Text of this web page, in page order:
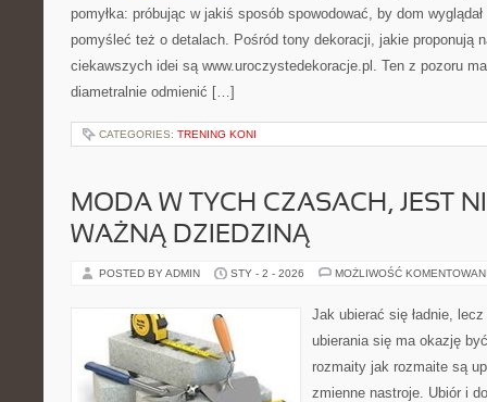
pomyłka: próbując w jakiś sposób spowodować, by dom
pomyśleć też o detalach. Pośród tony dekoracji, jakie proponują
ciekawszych idei są www.uroczystedekoracje.pl. Ten z pozoru
diametralnie odmienić […]
CATEGORIES: TRENING KONI
MODA W TYCH CZASACH, JEST
WAŻNĄ DZIEDZINĄ
POSTED BY ADMIN STY - 2 - 2026 MOŻLIWOŚĆ
Jak ubierać się ładnie,
ubierania się ma okazję
rozmaity jak rozmaite są
zmienne nastroje. Ubiór i